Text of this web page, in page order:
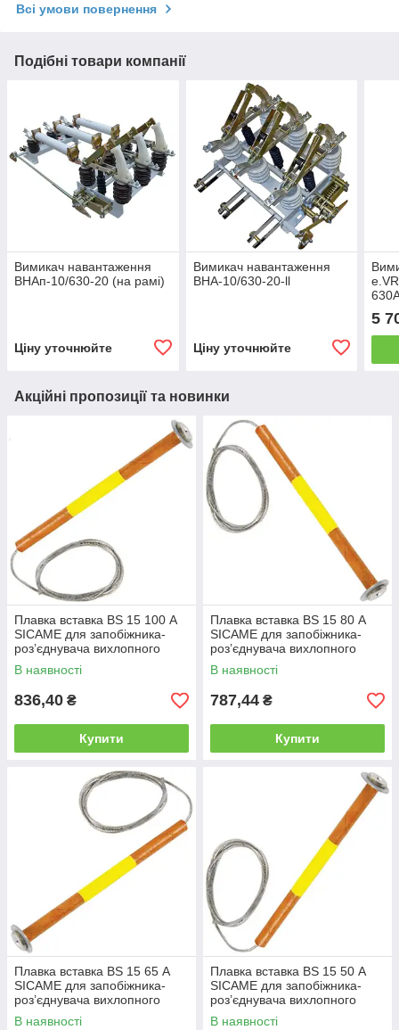
Всі умови повернення
Подібні товари компанії
Вимикач навантаження
ВНАп-10/630-20 (на рамі)
Ціну уточнюйте
Вимикач навантаження
ВНА-10/630-20-ll
Ціну уточнюйте
5
Акційні пропозиції та новинки
Плавка вставка BS 15 100 А
SICAME для запобіжника-
роз’єднувача вихлопного
типу, нитка запобіжника
В наявності
836,40 ₴
Купити
Плавка вставка BS 15 80 А
SICAME для запобіжника-
роз’єднувача вихлопного
типу, нитка запобіжника
В наявності
787,44 ₴
Купити
Плавка вставка BS 15 65 А
SICAME для запобіжника-
роз’єднувача вихлопного
типу, нитка запобіжника
В наявності
Плавка вставка BS 15 50 А
SICAME для запобіжника-
роз’єднувача вихлопного
типу, нитка запобіжника
В наявності